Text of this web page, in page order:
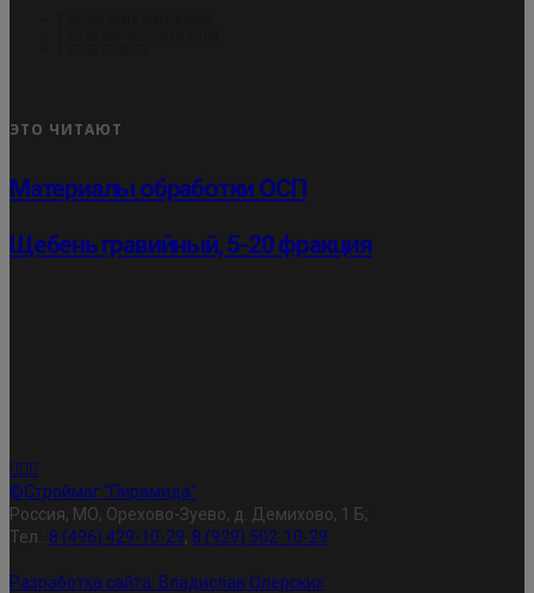
ЭТО ЧИТАЮТ
Материалы обработки ОСП
Щебень гравийный, 5-20 фракция
©Строймаг "Пирамида"
Россия, МО, Орехово-Зуево, д. Демихово, 1 Б;
Тел.: 8 (496) 429-10-29, 8 (929) 502-10-29
Разработка сайта: Владислав Олерских